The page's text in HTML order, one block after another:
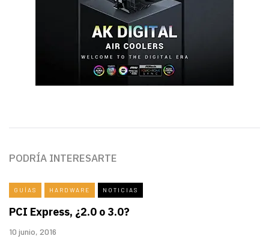
PODRÍA INTERESARTE
GUÍAS HARDWARE NOTICIAS
PCI Express, ¿2.0 o 3.0?
10 junio, 2016